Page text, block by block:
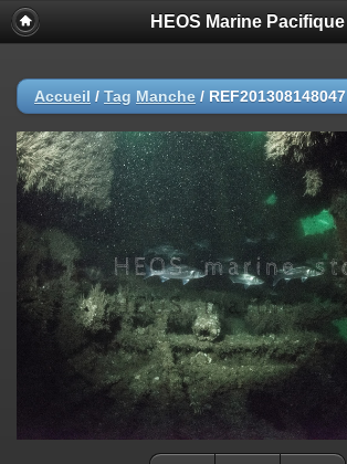
HEOS Marine Pacifique
Accueil / Tag Manche / REF201308148047